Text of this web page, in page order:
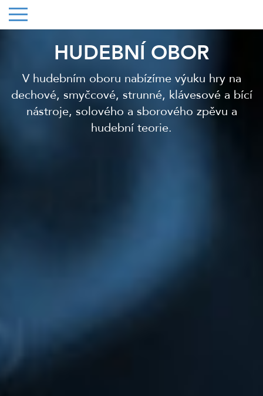
HUDEBNÍ OBOR
V hudebním oboru nabízíme výuku hry na
dechové, smyčcové, strunné, klávesové a bící
nástroje, solového a sborového zpěvu a
hudební teorie.